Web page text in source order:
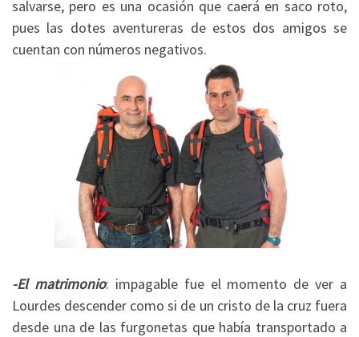
salvarse, pero es una ocasión que caerá en saco roto,
pues las dotes aventureras de estos dos amigos se
cuentan con números negativos.
-El matrimonio: impagable fue el momento de ver a
Lourdes descender como si de un cristo de la cruz fuera
desde una de las furgonetas que había transportado a